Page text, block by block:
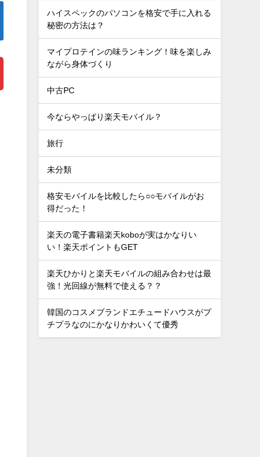
ハイスペックのパソコンを格安で手に入れる
秘密の方法は？
マイプロテインの味ランキング！味を楽しみ
ながら身体づくり
中古PC
今ならやっぱり楽天モバイル？
旅行
未分類
格安モバイルを比較したら○○モバイルがお
得だった！
楽天の電子書籍楽天koboが実はかなりい
い！楽天ポイントもGET
楽天ひかりと楽天モバイルの組み合わせは最
強！光回線が無料で使える？？
韓国のコスメブランドエチュードハウスがプ
チプラなのにかなりかわいくて優秀